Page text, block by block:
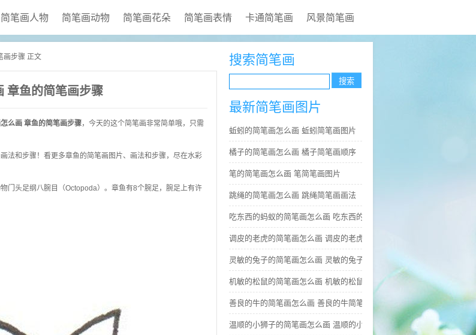
简笔画人物 简笔画动物 简笔画花朵 简笔画表情 卡通简笔画 风景简笔画
画步骤 正文
章鱼的简笔画步骤
么画 章鱼的简笔画步骤，今天的这个简笔画非常简单哦，只需
法和步骤！看更多章鱼的简笔画图片、画法和步骤，尽在水彩
门头足纲八腕目（Octopoda）。章鱼有8个腕足，腕足上有许
搜索简笔画
最新简笔画图片
蚯蚓的简笔画怎么画 蚯蚓简笔画图片
橘子的简笔画怎么画 橘子简笔画顺序
笔的简笔画怎么画 笔简笔画图片
跳绳的简笔画怎么画 跳绳简笔画画法
吃东西的蚂蚁的简笔画怎么画 吃东西的蚂蚁简笔画好看
调皮的老虎的简笔画怎么画 调皮的老虎简笔画图片大全
灵敏的兔子的简笔画怎么画 灵敏的兔子简笔画步骤
机敏的松鼠的简笔画怎么画 机敏的松鼠简笔画简单又好看
善良的牛的简笔画怎么画 善良的牛简笔画简单
温顺的小狮子的简笔画怎么画 温顺的小狮子简笔画步骤